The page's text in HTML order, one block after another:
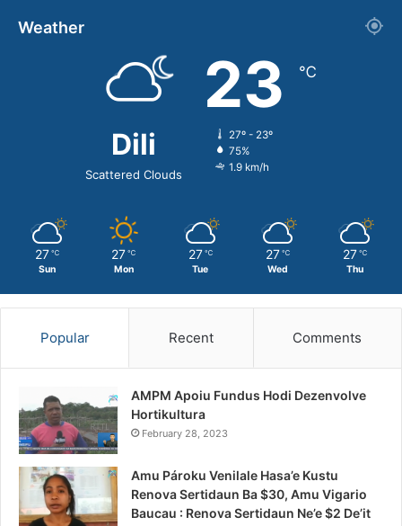
Weather
Dili
Scattered Clouds
23 ℃
27º - 23º
75%
1.9 km/h
27 ℃
Sun
27 ℃
Mon
27 ℃
Tue
27 ℃
Wed
27 ℃
Thu
Popular Recent Comments
AMPM Apoiu Fundus Hodi Dezenvolve
Hortikultura
February 28, 2023
Amu Pároku Venilale Hasa’e Kustu
Renova Sertidaun Ba $30, Amu Vigario
Baucau : Renova Sertidaun Ne’e $2 De’it